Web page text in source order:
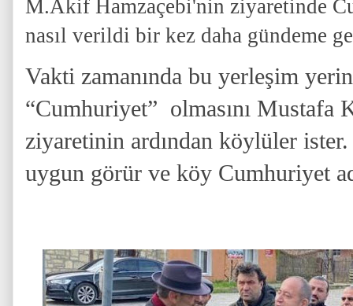
M.Akif Hamzaçebi'nin ziyaretinde
nasıl verildi bir kez daha gündeme
Vakti zamanında bu yerleşim
“Cumhuriyet” olmasını Mustafa
ziyaretinin ardından köylüler
uygun görür ve köy Cumhuriyet